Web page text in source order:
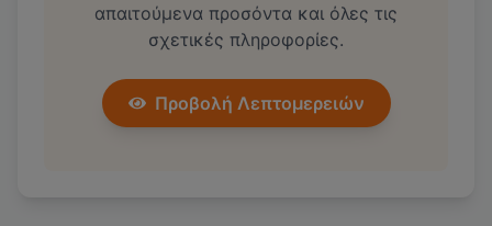
απαιτούμενα προσόντα και όλες τις
σχετικές πληροφορίες.
Προβολή Λεπτομερειών